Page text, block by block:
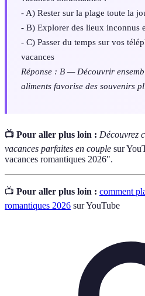
- A) Rester sur la plage toute la
- B) Explorer des lieux inconnus
- C) Passer du temps sur vos
vacances
Réponse : B — Découvrir
aliments favorise des souvenirs
📺 Pour aller plus loin : Découvrez
vacances parfaites en couple sur
vacances romantiques 2026".
📺 Pour aller plus loin : comment
romantiques 2026 sur YouTube